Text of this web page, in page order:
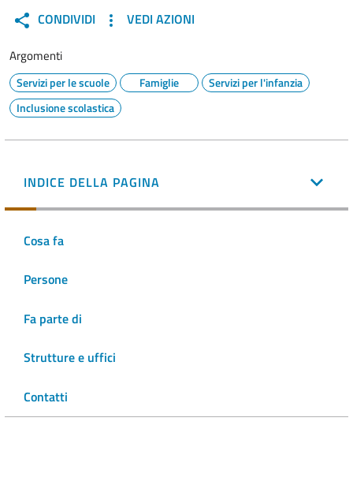
CONDIVIDI
VEDI AZIONI
Argomenti
Servizi per le scuole Famiglie
Servizi per l'infanzia
Inclusione scolastica
INDICE DELLA PAGINA
Cosa fa
Persone
Fa parte di
Strutture e uffici
Contatti